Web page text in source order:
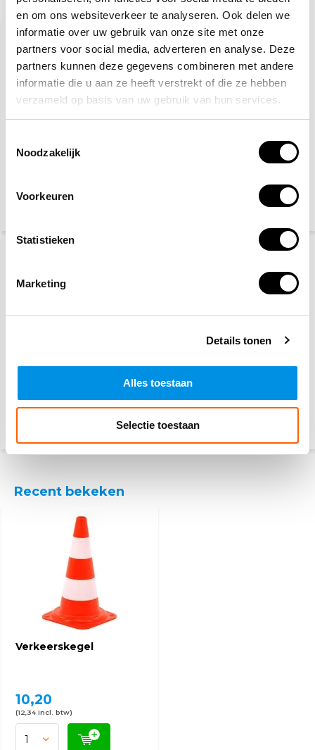
en om ons websiteverkeer te analyseren. Ook delen we
informatie over uw gebruik van onze site met onze
partners voor social media, adverteren en analyse. Deze
partners kunnen deze gegevens combineren met andere
informatie die u aan ze heeft verstrekt of die ze hebben
verzameld op basis van uw gebruik van hun services.
Noodzakelijk
Voorkeuren
Statistieken
Marketing
Details tonen
Alles toestaan
Selectie toestaan
Gerelateerde producten
Bouwhelm wit
5,10
Gele hesjes 25-pack
10-pack verkeerskegel
10-pack verkeerskegel
(56,81 Incl. btw)
Recent bekeken
Verkeerskegel
10,20
(12,34 Incl. btw)